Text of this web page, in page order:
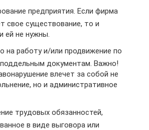
предприятия. Если фирма
свое существование, то и
ей не нужны.
на работу и/или продвижение по
документам. Важно!
влечет за собой не
но и административное
трудовых обязанностей,
в виде выговора или